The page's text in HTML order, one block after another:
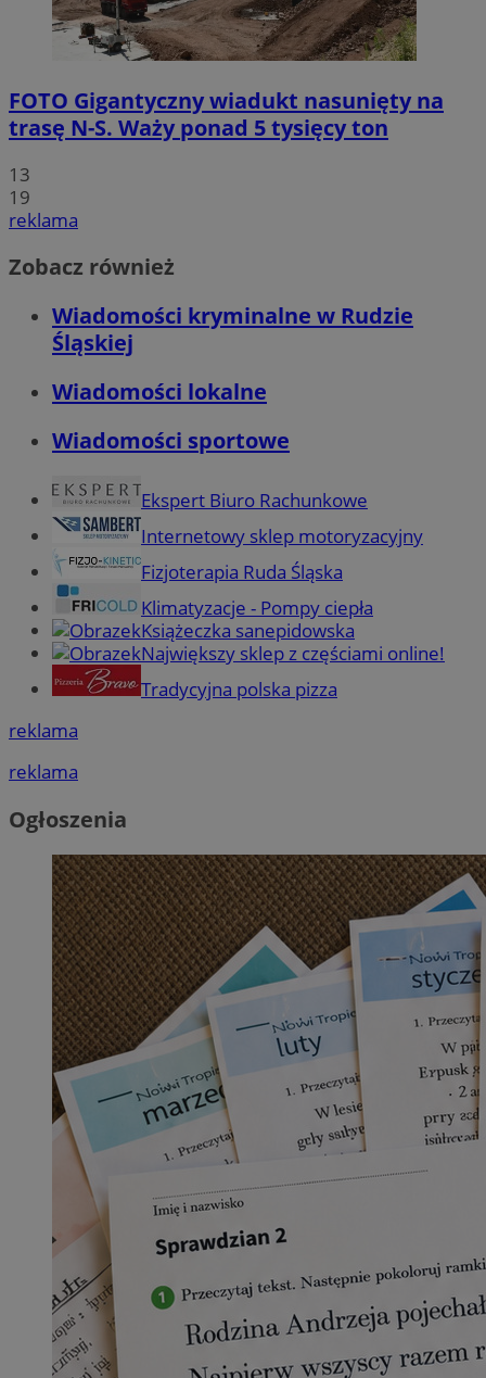
FOTO Gigantyczny wiadukt nasunięty na
trasę N-S. Waży ponad 5 tysięcy ton
13
19
reklama
Zobacz również
Wiadomości kryminalne w Rudzie
Śląskiej
Wiadomości lokalne
Wiadomości sportowe
Ekspert Biuro Rachunkowe
Internetowy sklep motoryzacyjny
Fizjoterapia Ruda Śląska
Klimatyzacje - Pompy ciepła
Książeczka sanepidowska
Największy sklep z częściami online!
Tradycyjna polska pizza
reklama
reklama
Ogłoszenia